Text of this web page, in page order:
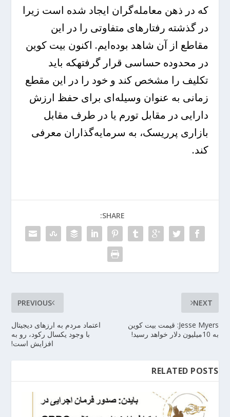
که در ذهن معامله‌گران ایجاد شده است زیرا
در گذشته رفتارهای متفاوتی را در این
مقاطع از آن شاهد بوده‌ایم. اکنون بیت کوین
در محدوده حساسی قرار گرفتهکه باید
تکلیف را مشخص کند و خود را در این مقطع
زمانی به عنوان وسیله‌ای برای حفظ ارزش
دارایی در مقابل تورم یا در طرف مقابل
بازاری پرریسک، به سرمایه‌گذاران معرفی
کند.
SHARE:
PREVIOUS
اعتماد مردم به ارزهای دیجیتال
با وجود یکسال رکود، رو به
افزایش است!
NEXT
Jesse Myers: قیمت بیت کوین
به 10میلیون دلار خواهد رسید!
RELATED POSTS